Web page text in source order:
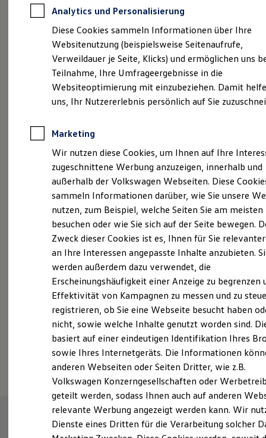
Autokredit mit Schlussrate
Versicherungen und Garantien
Kfz-Versicherung
Restschuldversicherungen
Garantien
Wartungsverträge
Geschäftskunden
Professional Class bei Volkswagen
Großkunden
Behörden
Anpfiff zum Gewinn
Elektroautos
ID. Tutorials
Elektrofahrzeugkonzepte
Reichweite
Reichweite der ID. Modelle
Reichweite im Winter
Laden
Laden unterwegs
Laden Zuhause
Ladezeitensimulator
Batterie
Sicherheit
Garantie und Lebensdauer
Nachhaltigkeit
Technologie
Kosten und Kauf
Verbrauchskosten
Kaufoptionen
E-Auto-Förderung
Software und Konnektivität
Die ID. Software 6
ID. Software Versionen und Updates
Digitale Extras
Schnittstellen zu Ihrem ID.
Probefahrt vereinbaren
Fahrzeugangebot anfordern
Serviceanfrage stellen
Analytics und Personalisierung
Diese Cookies sammeln Informationen über Ihre
Websitenutzung (beispielsweise Seitenaufrufe,
Verweildauer je Seite, Klicks) und ermöglichen uns
Teilnahme, Ihre Umfrageergebnisse in die
Websiteoptimierung mit einzubeziehen. Damit
uns, Ihr Nutzererlebnis persönlich auf Sie
Marketing
Wir nutzen diese Cookies, um Ihnen auf Ihre
zugeschnittene Werbung anzuzeigen, innerhalb und
außerhalb der Volkswagen Webseiten. Diese
sammeln Informationen darüber, wie Sie unsere
nutzen, zum Beispiel, welche Seiten Sie am meisten
besuchen oder wie Sie sich auf der Seite bewegen.
Zweck dieser Cookies ist es, Ihnen für Sie
an Ihre Interessen angepasste Inhalte anzubieten.
werden außerdem dazu verwendet, die
Erscheinungshäufigkeit einer Anzeige zu begrenzen
Effektivität von Kampagnen zu messen und zu
registrieren, ob Sie eine Webseite besucht haben
nicht, sowie welche Inhalte genutzt worden sind.
basiert auf einer eindeutigen Identifikation Ihres
sowie Ihres Internetgeräts. Die Informationen
anderen Webseiten oder Seiten Dritter, wie z.B.
Volkswagen Konzerngesellschaften oder
geteilt werden, sodass Ihnen auch auf anderen
relevante Werbung angezeigt werden kann. Wir
Dienste eines Dritten für die Verarbeitung solcher